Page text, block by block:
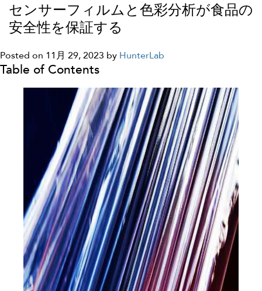
センサーフィルムと色彩分析が食品の
安全性を保証する
Posted on 11月 29, 2023 by HunterLab
Table of Contents